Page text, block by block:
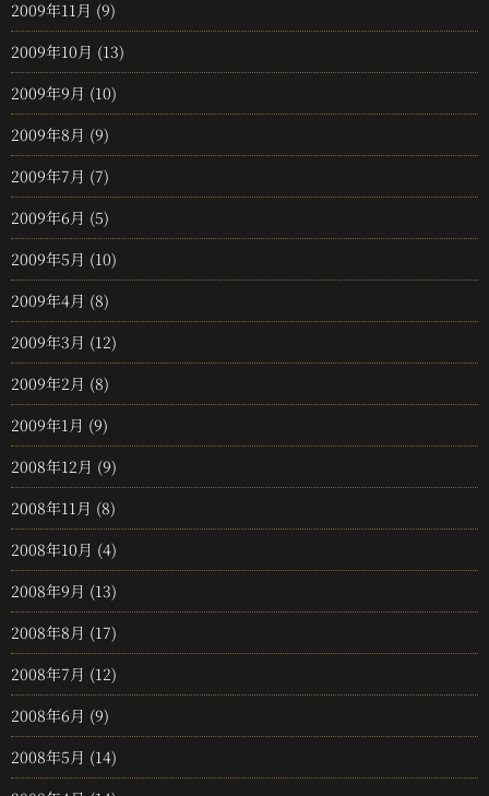
2009年11月 (9)
2009年10月 (13)
2009年9月 (10)
2009年8月 (9)
2009年7月 (7)
2009年6月 (5)
2009年5月 (10)
2009年4月 (8)
2009年3月 (12)
2009年2月 (8)
2009年1月 (9)
2008年12月 (9)
2008年11月 (8)
2008年10月 (4)
2008年9月 (13)
2008年8月 (17)
2008年7月 (12)
2008年6月 (9)
2008年5月 (14)